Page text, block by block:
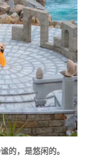
的，是悠闲的。